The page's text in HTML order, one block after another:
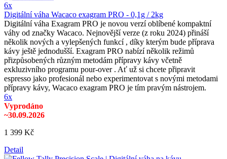
6x
Digitální váha Wacaco exagram PRO - 0,1g / 2kg
Digitální váha Exagram PRO je novou verzí oblíbené kompaktní
váhy od značky Wacaco. Nejnovější verze (z roku 2024) přináší
několik nových a vylepšených funkcí , díky kterým bude příprava
kávy ještě jednodušší. Exagram PRO nabízí několik režimů
přizpůsobených různým metodám přípravy kávy včetně
exkluzivního programu pour-over . Ať už si chcete připravit
espresso jako profesionál nebo experimentovat s novými metodami
přípravy kávy, Wacaco exagram PRO je tím pravým nástrojem.
6x
Vyprodáno
~30.09.2026
1 399 Kč
Detail